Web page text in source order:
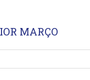
MARÇO